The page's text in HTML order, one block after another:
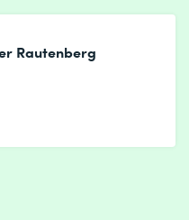
Rautenberg